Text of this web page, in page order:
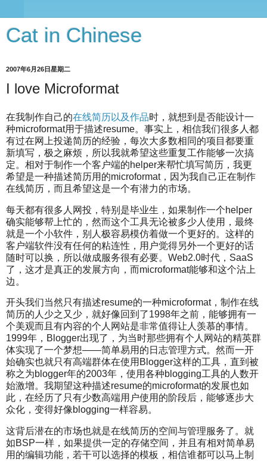
Cat in Chinese
2007年6月26日星期二
I love Microformat
在我制作自己的在线简历以及作品时，就想到是否能设计一
种microformat用于描述resume。事实上，相信我们很多人都
有过在网上投递简历的经验，每次大多数相同的项目都要重
新填写，极之麻烦，所以我就希望这些重复工作能够一次搞
定。相对于制作一个客户端的helper来帮忙填写简历，我更
希望是一种描述简历用的microformat，因为我自己正在制作
在线简历，而且希望这是一个有潜力的市场。
每天都有很多人网投，特别是毕业生，如果制作一个helper
确实能够帮上忙的，然而这个工具无论被多少人使用，最终
就是一个小软件，别人极容易模仿着做一个更好的。这样的
客户端软件没有任何的粘连性，用户觉得另外一个更好的话
随时可以换，所以做成服务很有必要。Web2.0时代，SaaS
了，这才是真正的发展方向，而microformat能够和这个沾上
边。
开头我们当然只有描述resume的一种microformat，制作在线
简历的人少之又少，就好像回到了1998年之前，能够拥有一
个美观而且有内容的个人网站是非常值得让人羡慕的事情。
1999年，Blogger出现了，为当时那些拥有个人网站的精英群
体实现了一个梦想——简单易用的日志管理方式。然而一开
始确实也就只有高端群体在使用Blogger这样的工具，直到被
称之为blogger年的2003年，使用各种blogging工具的人数开
始激增。我期望这种描述resume的microformat的发展也如
此，在经历了只有少数高端用户使用的阶段后，能够逐步大
众化，变得好像blogging一样容易。
这背后潜在的市场也就是在线简历的空间与管理服务了。就
如BSP一样，如果提供一定的存储空间，并且有相对简单易
用的编辑功能，若干可以选择的模板，相信谁都可以马上制